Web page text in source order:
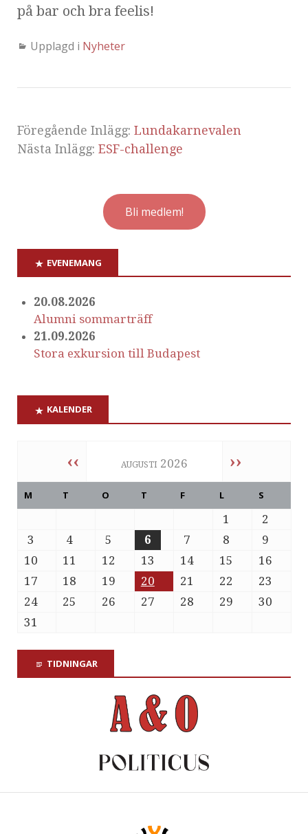
på bar och bra feelis!
Upplagd i Nyheter
Föregående Inlägg: Lundakarnevalen
Nästa Inlägg: ESF-challenge
Bli medlem!
EVENEMANG
20.08.2026
Alumni sommarträff
21.09.2026
Stora exkursion till Budapest
KALENDER
‹‹ augusti 2026 ››
M T O T F L S
1
2
3
4 5 6 7 8
9
10
11 12 13 14 15
16
17
18 19 20 21 22
23
24
25 26 27 28 29
30
31
TIDNINGAR